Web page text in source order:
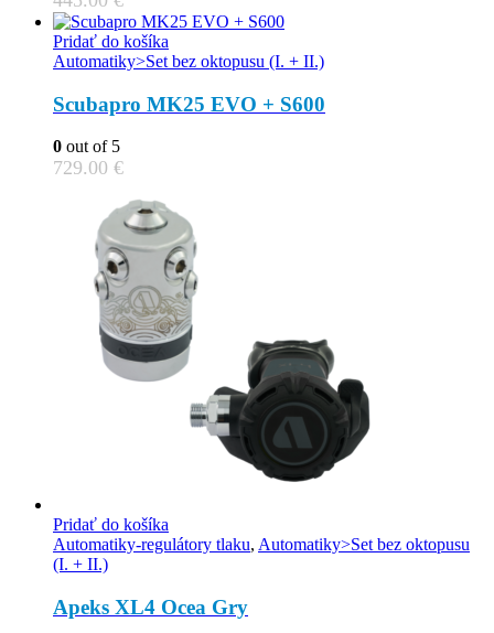
Pridať do košíka
Automatiky>Set bez oktopusu (I. + II.)
Scubapro MK25 EVO + S600
0 out of 5
729.00 €
Pridať do košíka
Automatiky-regulátory tlaku, Automatiky>Set bez oktopusu
(I. + II.)
Apeks XL4 Ocea Gry